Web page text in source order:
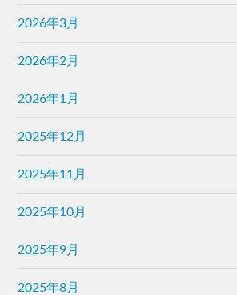
2026年3月
2026年2月
2026年1月
2025年12月
2025年11月
2025年10月
2025年9月
2025年8月